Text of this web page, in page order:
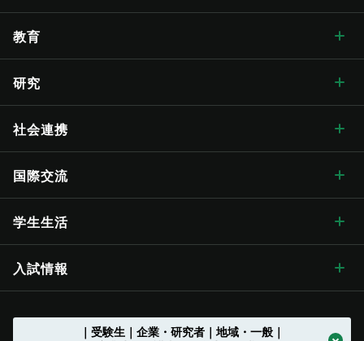
学長メッセージ トップ
入学式学長式辞
大学概要・理念
大学概要・理念 トップ
歴史・沿革 トップ
大学の歴史
学章・シンボルマーク
学章・シンボルマークトップ
学章等データの使用について
信州大学歌
信州大学の方針・取組
【グローバル版】グレーター・ユニバーシティ・ ビジョン
（VGSU Global）
長野（教育）キャンパス
長野（工学）キャンパス
伊那キャンパス
刊行物
広報誌「信大NOW」
広報誌「信大NOW」トップ
ソーシャルメディア公式アカウント一覧
情報公開 トップ
法人に関する情報
法人に関する情報 トップ
法人文書の情報公開
採用情報
採用情報 トップ
お知らせ一覧
人文学部
教育学部
経法学部
農学部
総合博物館
附属図書館
医学部附属病院
教育学部附属志賀自然教育研究施設
教育
教育 トップ
教育ハイライト
教育に関する目標と方針
教育に関する目標と方針 トップ
教育の特色
研究
研究 トップ
研究ハイライト
アクア・リジェネレーション機構
先鋭領域融合研究群
社会連携
社会連携 トップ
社会連携の目標と特色
地域における連携活動
国際交流
国際交流 トップ
グローバル化に向けた
学生生活
学生生活 トップ
入試情報
｜受験生｜企業・研究者｜地域・一般｜